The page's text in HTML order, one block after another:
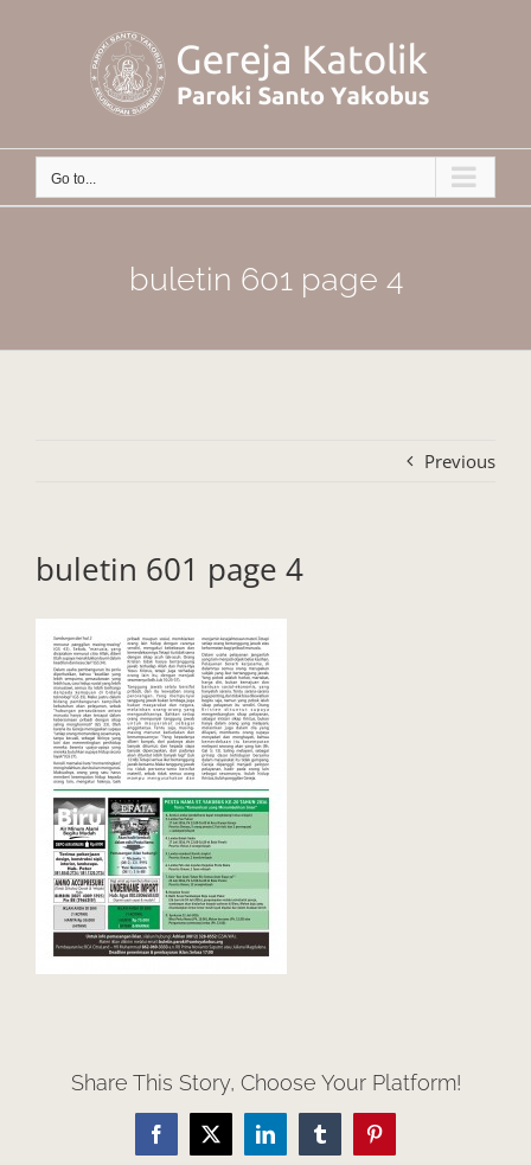
Go to...
buletin 601 page 4
Previous
buletin 601 page 4
Share This Story, Choose Your Platform!
Facebook
X LinkedInTumblrPinterest